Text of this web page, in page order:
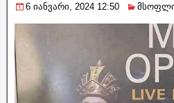
6 იანვარი, 2024 12:50